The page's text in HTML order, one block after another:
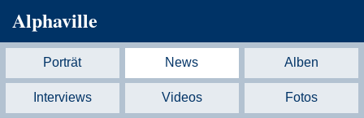
Alphaville
Porträt News Alben
Interviews Videos Fotos